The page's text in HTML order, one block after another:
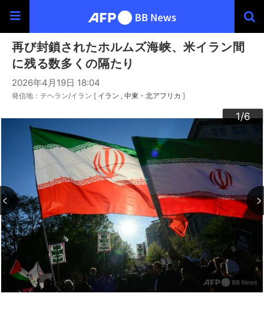
再び封鎖されたホルムズ海峡、米イラン間
に残る数多くの隔たり
2026年4月19日 18:04
発信地：テヘラン/イラン [ イラン 中東・北アフリカ ]
1/6
2/6
3/6
4/6
5/6
6/6